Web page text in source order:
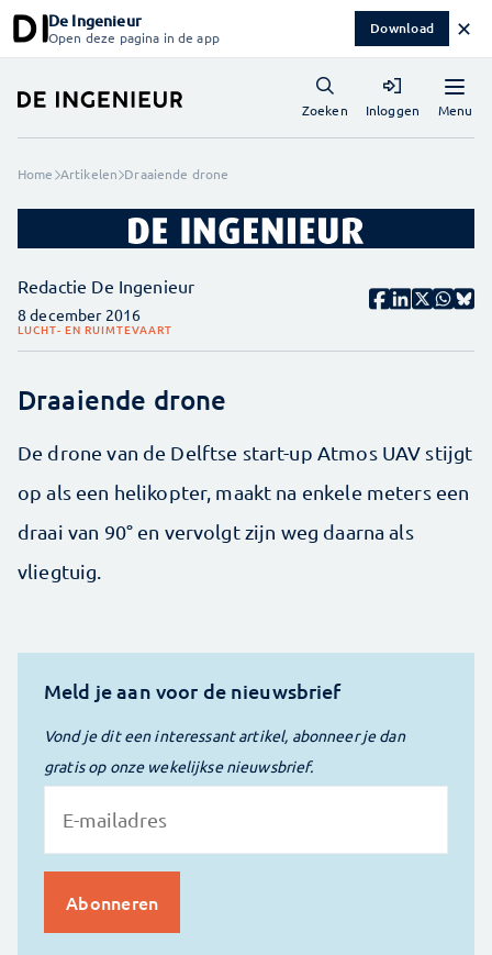
De Ingenieur
Open deze pagina in de app Download ✕
Menu
Zoeken Inloggen
Home Artikelen Draaiende drone
Redactie De Ingenieur
8 december 2016
LUCHT- EN RUIMTEVAART
Draaiende drone
De drone van de Delftse start-up Atmos UAV stijgt
op als een helikopter, maakt na enkele meters een
draai van 90° en vervolgt zijn weg daarna als
vliegtuig.
Meld je aan voor de nieuwsbrief
Vond je dit een interessant artikel, abonneer je dan
gratis op onze wekelijkse nieuwsbrief.